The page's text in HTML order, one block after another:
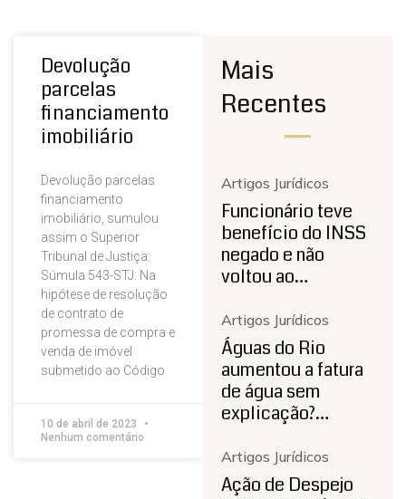
Devolução
parcelas
financiamento
imobiliário
Devolução parcelas
financiamento
imobiliário, sumulou
assim o Superior
Tribunal de Justiça:
Súmula 543-STJ: Na
hipótese de resolução
de contrato de
promessa de compra e
venda de imóvel
submetido ao Código
10 de abril de 2023
Nenhum comentário
Mais
Recentes
Artigos Jurídicos
Funcionário teve
benefício do INSS
negado e não
voltou ao…
Artigos Jurídicos
Águas do Rio
aumentou a fatura
de água sem
explicação?…
Artigos Jurídicos
Ação de Despejo